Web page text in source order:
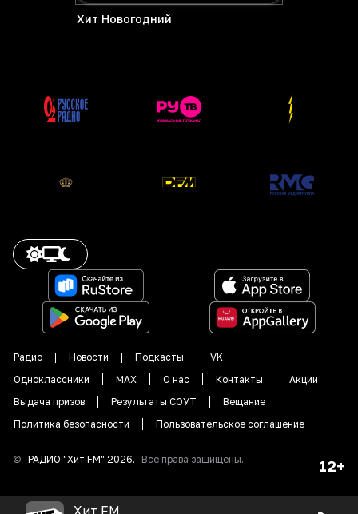
Хит Новогодний
Радио Новости Подкасты
VK
Одноклассники
MAX О нас Контакты
Акции
Выдача призов
Результаты СОУТ
Вещание
Политика безопасности
Пользовательское соглашение
© РАДИО "Хит FM" 2026. Все права защищены. 12+
Хит FM